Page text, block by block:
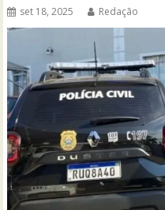
set 18, 2025 Redação